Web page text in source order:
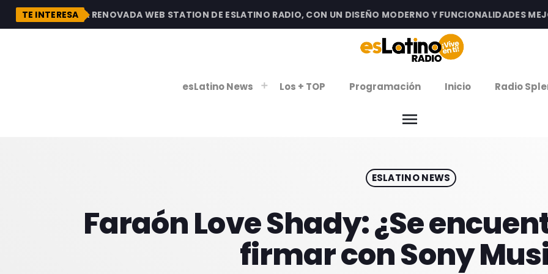
TE INTERESA
DESCUBRE LA RENOVADA WEB STATION DE ESLATINO RADIO, CON UN DISEÑO MODERNO Y FUNCIONALIDADES
esLatino News Los + TOP Programación Inicio Radio
menu
VIERNES DE ESTRENOS ESLATINO NEWS
Faraón Love Shady: ¿Se
firmar con Sony